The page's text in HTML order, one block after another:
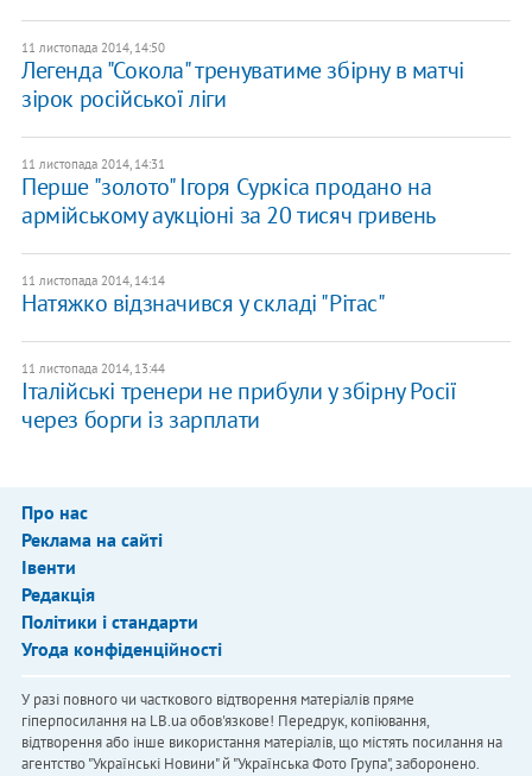
11 листопада 2014, 14:50
Легенда "Сокола" тренуватиме збірну в матчі
зірок російської ліги
11 листопада 2014, 14:31
Перше "золото" Ігоря Суркіса продано на
армійському аукціоні за 20 тисяч гривень
11 листопада 2014, 14:14
Натяжко відзначився у складі "Рітас"
11 листопада 2014, 13:44
Італійські тренери не прибули у збірну Росії
через борги із зарплати
Про нас
Реклама на сайті
Івенти
Редакція
Політики і стандарти
Угода конфіденційності
У разі повного чи часткового відтворення матеріалів пряме
гіперпосилання на LB.ua обов'язкове! Передрук, копіювання,
відтворення або інше використання матеріалів, що містять посилання на
агентство "Українськi Новини" й "Українська Фото Група", заборонено.